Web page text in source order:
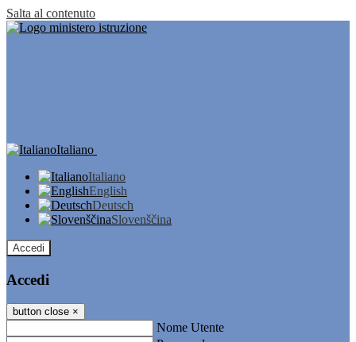
Salta al contenuto
Italiano
Italiano
English
Deutsch
Slovenščina
Accedi
Accedi
button close ×
Nome Utente